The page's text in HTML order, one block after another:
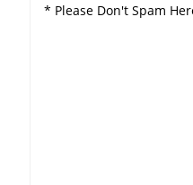
* Please Don't Spam